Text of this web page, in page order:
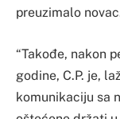
preuzimalo
“Takođe, nakon
godine, C.P. je,
komunikaciju sa